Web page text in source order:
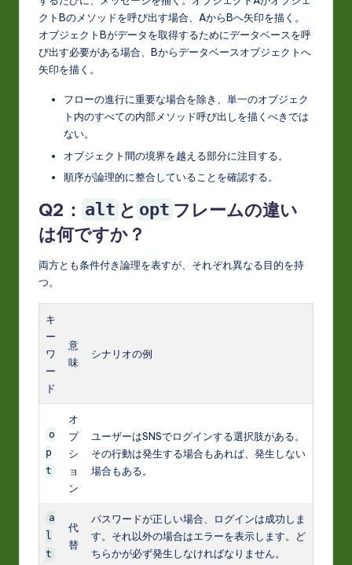
クトBのメソッドを呼び出す場合、AからBへ矢印を描く。
オブジェクトBがデータを取得するためにデータベースを呼
び出す必要がある場合、Bからデータベースオブジェクトへ
矢印を描く。
フローの進行に重要な場合を除き、単一のオブジェク
ト内のすべての内部メソッド呼び出しを描くべきでは
ない。
オブジェクト間の境界を越える部分に注目する。
順序が論理的に整合していることを確認する。
Q2： alt と opt フレームの違い
は何ですか？
両方とも条件付き論理を表すが、それぞれ異なる目的を持
つ。
キ
ー
ワ
ー
ド
意
味
シナリオの例
o
p
t
オ
プ
シ
ョ
ン
ユーザーはSNSでログインする選択肢がある。
その行動は発生する場合もあれば、発生しない
場合もある。
a
l
t
代
替
パスワードが正しい場合、ログインは成功しま
す。それ以外の場合はエラーを表示します。ど
ちらかが必ず発生しなければなりません。